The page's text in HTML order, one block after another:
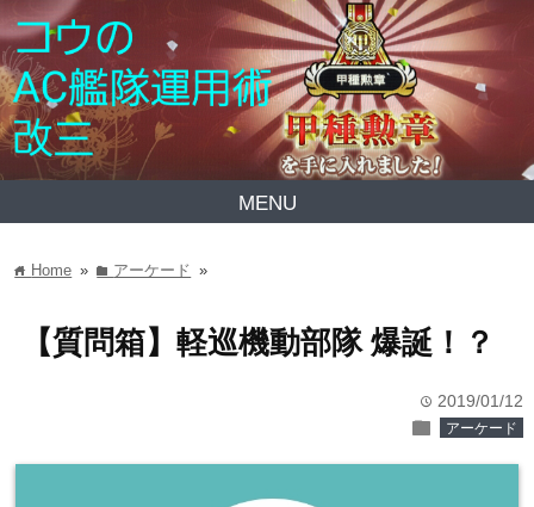
MENU
home Home » folder アーケード »
【質問箱】軽巡機動部隊 爆誕！？
time 2019/01/12
folder アーケード